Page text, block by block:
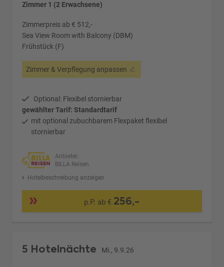
Zimmer 1 (2 Erwachsene)
Zimmerpreis ab € 512,-
Sea View Room with Balcony (DBM)
Frühstück (F)
Zimmer & Verpflegung anpassen
Optional: Flexibel stornierbar
gewählter Tarif: Standardtarif
mit optional zubuchbarem Flexpaket flexibel
stornierbar
Anbieter:
BILLA Reisen
Hotelbeschreibung anzeigen
p.P. ab € 256,-
5 Hotelnächte Mi., 9.9.26